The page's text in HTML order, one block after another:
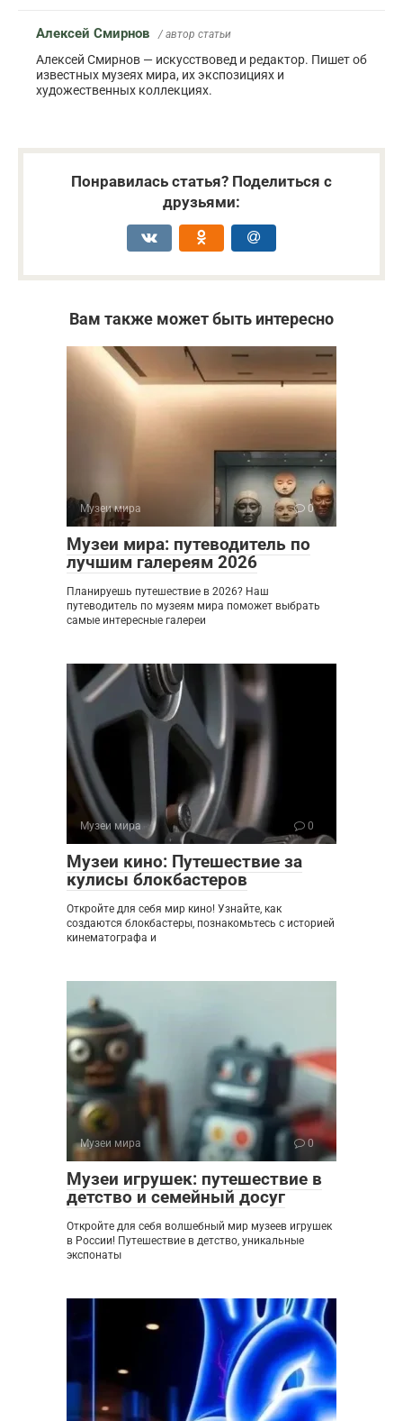
Алексей Смирнов / автор статьи
Алексей Смирнов — искусствовед и редактор. Пишет об
известных музеях мира, их экспозициях и
художественных коллекциях.
Понравилась статья? Поделиться с
друзьями:
Вам также может быть интересно
Музеи мира 0
Музеи мира: путеводитель по
лучшим галереям 2026
Планируешь путешествие в 2026? Наш
путеводитель по музеям мира поможет выбрать
самые интересные галереи
Музеи мира 0
Музеи кино: Путешествие за
кулисы блокбастеров
Откройте для себя мир кино! Узнайте, как
создаются блокбастеры, познакомьтесь с историей
кинематографа и
Музеи мира 0
Музеи игрушек: путешествие в
детство и семейный досуг
Откройте для себя волшебный мир музеев игрушек
в России! Путешествие в детство, уникальные
экспонаты